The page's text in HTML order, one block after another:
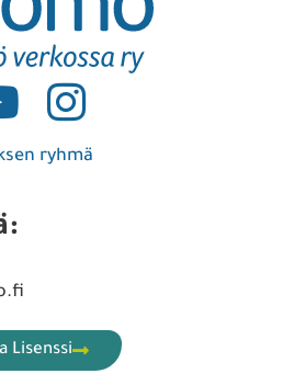
ryhmä
Lisenssi